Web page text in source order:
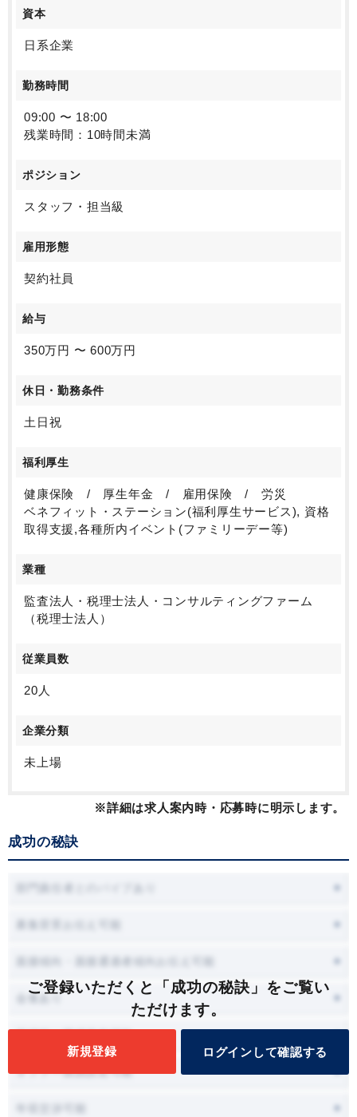
資本
日系企業
勤務時間
09:00 〜 18:00
残業時間：10時間未満
ポジション
スタッフ・担当級
雇用形態
契約社員
給与
350万円 〜 600万円
休日・勤務条件
土日祝
福利厚生
健康保険 / 厚生年金 / 雇用保険 / 労災
ベネフィット・ステーション(福利厚生サービス), 資格
取得支援,各種所内イベント(ファミリーデー等)
業種
監査法人・税理士法人・コンサルティングファーム
（税理士法人）
従業員数
20人
企業分類
未上場
※詳細は求人案内時・応募時に明示します。
成功の秘訣
ご登録いただくと「成功の秘訣」をご覧い
ただけます。
新規登録 ログインして確認する
会食あり
オファー面談設定可能